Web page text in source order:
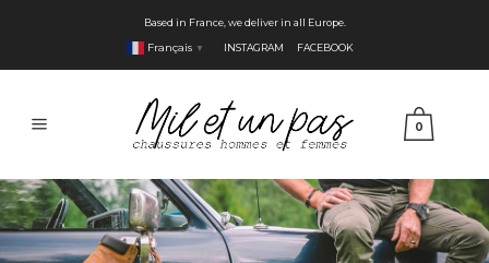
Based in France, we deliver in all Europe.
Français ▼ INSTAGRAM FACEBOOK
0